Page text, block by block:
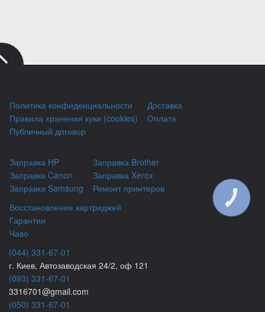
Политика конфиденциальности
Правила хранения куки (cookies)
Публичный договор
Доставка
Оплата
Заправка HP
Заправка Canon
Заправка Samsung
Заправка Brother
Заправка Xerox
Ремонт принтеров
Восстановление картриджей
Гарантии
Чаво
(044) 331-67-01
г. Киев, Автозаводская 24/2, оф 121
(093) 331-67-01
3316701@gmail.com
(050) 331-67-01
КНОПКА
ЗВ'ЯЗКУ